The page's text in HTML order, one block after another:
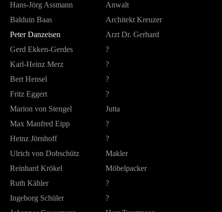
Hans-Jörg Assmann
Anwalt
Balduin Baas
Architekt Kreuzer
Peter Danzeisen
Arzt Dr. Gerhard
Gerd Ekken-Gerdes
?
Karl-Heinz Merz
?
Bert Hensel
?
Fritz Eggert
?
Marion von Stengel
Jutta
Max Manfred Eipp
?
Heinz Jörnhoff
?
Ulrich von Dobschütz
Makler
Reinhard Krökel
Möbelpacker
Ruth Kähler
?
Ingeborg Schüler
?